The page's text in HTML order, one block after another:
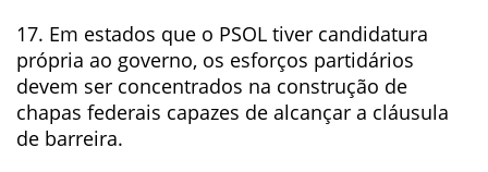
17. Em estados que o PSOL tiver candidatura
própria ao governo, os esforços partidários
devem ser concentrados na construção de
chapas federais capazes de alcançar a cláusula
de barreira.